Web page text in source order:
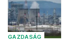
GAZDASÁG